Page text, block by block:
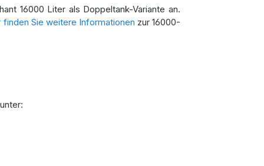
16000 Liter als Doppeltank-Variante an.
finden Sie weitere Informationen zur 16000-